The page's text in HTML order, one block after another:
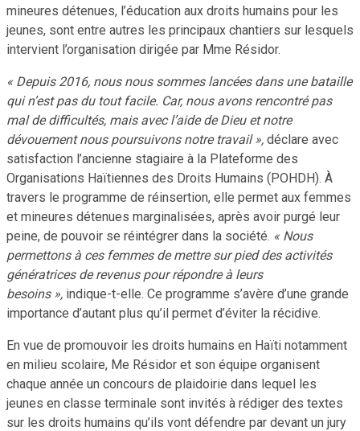
mineures détenues, l’éducation aux droits humains pour les
jeunes, sont entre autres les principaux chantiers sur lesquels
intervient l’organisation dirigée par Mme Résidor.
« Depuis 2016, nous nous sommes lancées dans une bataille
qui n’est pas du tout facile. Car, nous avons rencontré pas
mal de difficultés, mais avec l’aide de Dieu et notre
dévouement nous poursuivons notre travail », déclare avec
satisfaction l’ancienne stagiaire à la Plateforme des
Organisations Haïtiennes des Droits Humains (POHDH). À
travers le programme de réinsertion, elle permet aux femmes
et mineures détenues marginalisées, après avoir purgé leur
peine, de pouvoir se réintégrer dans la société. « Nous
permettons à ces femmes de mettre sur pied des activités
génératrices de revenus pour répondre à leurs
besoins », indique-t-elle. Ce programme s’avère d’une grande
importance d’autant plus qu’il permet d’éviter la récidive.
En vue de promouvoir les droits humains en Haïti notamment
en milieu scolaire, Me Résidor et son équipe organisent
chaque année un concours de plaidoirie dans lequel les
jeunes en classe terminale sont invités à rédiger des textes
sur les droits humains qu’ils vont défendre par devant un jury